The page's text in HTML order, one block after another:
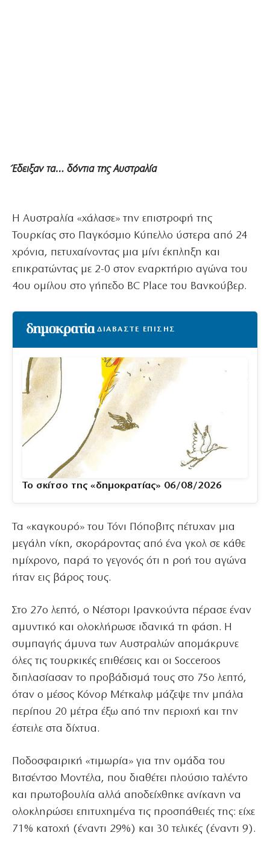
Έδειξαν τα… δόντια της Αυστραλία
Η Αυστραλία «χάλασε» την επιστροφή της
Τουρκίας στο Παγκόσμιο Κύπελλο ύστερα από 24
χρόνια, πετυχαίνοντας μια μίνι έκπληξη και
επικρατώντας με 2-0 στον εναρκτήριο αγώνα του
4ου ομίλου στο γήπεδο BC Place του Βανκούβερ.
ΔΙΑΒΑΣΤΕ ΕΠΙΣΗΣ
Το σκίτσο της «δημοκρατίας» 06/08/2026
Τα «καγκουρό» του Τόνι Πόποβιτς πέτυχαν μια
μεγάλη νίκη, σκοράροντας από ένα γκολ σε κάθε
ημίχρονο, παρά το γεγονός ότι η ροή του αγώνα
ήταν εις βάρος τους.
Στο 27ο λεπτό, ο Νέστορι Ιρανκούντα πέρασε έναν
αμυντικό και ολοκλήρωσε ιδανικά τη φάση. Η
συμπαγής άμυνα των Αυστραλών απομάκρυνε
όλες τις τουρκικές επιθέσεις και οι Socceroos
διπλασίασαν το προβάδισμά τους στο 75ο λεπτό,
όταν ο μέσος Κόνορ Μέτκαλφ μάζεψε την μπάλα
περίπου 20 μέτρα έξω από την περιοχή και την
έστειλε στα δίχτυα.
Ποδοσφαιρική «τιμωρία» για την ομάδα του
Βιτσέντσο Μοντέλα, που διαθέτει πλούσιο ταλέντο
και πρωτοβουλία αλλά αποδείχθηκε ανίκανη να
ολοκληρώσει επιτυχημένα τις προσπάθειές της: είχε
71% κατοχή (έναντι 29%) και 30 τελικές (έναντι 9).